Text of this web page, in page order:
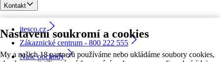
Nastavení soukromí a cookies
My a našich 18 partnerů používáme nebo ukládáme soubory cookies,
Kontakt
itesco.cz
Zákaznické centrum - 800 222 555
Naše obchody